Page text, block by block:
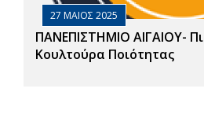
27 ΜΑΙΟΣ 2025
ΠΑΝΕΠΙΣΤΗΜΙΟ ΑΙΓΑΙΟΥ-
Κουλτούρα Ποιότητας